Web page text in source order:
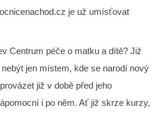
je už umísťovat
Centrum péče o matku a dítě? Již
jen místem, kde se narodí nový
již v době před jeho
i po něm. Ať již skrze kurzy,